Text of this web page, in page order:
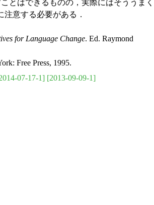
とはできるものの，実際にはそううまく
意する必要がある．
for Language Change. Ed. Raymond
Free Press, 1995.
07-17-1] [2013-09-09-1]